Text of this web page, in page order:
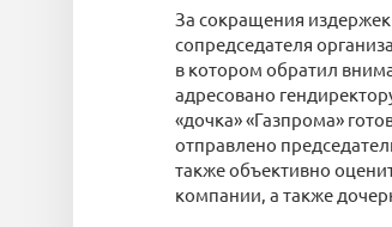
За сокращения
сопредседателя
в котором обратил
адресовано
«дочка» «Газпрома»
отправлено
также объективно
компании, а также